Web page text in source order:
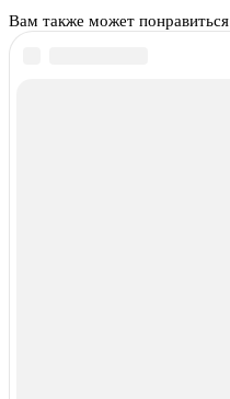
Вам также может понравиться